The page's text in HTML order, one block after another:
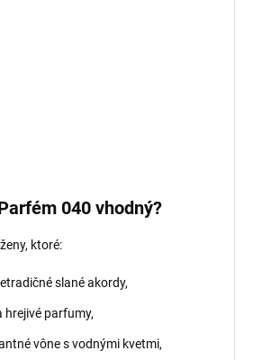
040 vhodný?
ktoré:
slané akordy,
hrejivé parfumy,
vône s vodnými kvetmi,